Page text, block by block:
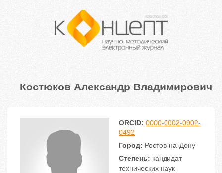
Костюков Александр Владимирович
ORCID: 0000-0002-0902-
0492
Город: Ростов-на-Дону
Степень: кандидат
технических наук